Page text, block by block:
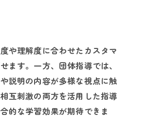
や理解度に合わせたカスタマ
す。一方、団体指導では、
説明の内容が多様な視点に触
互刺激の両方を活用した指導
的な学習効果が期待できま